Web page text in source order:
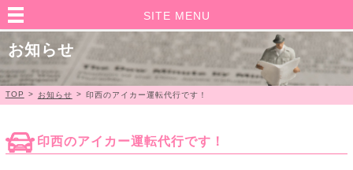
お知らせ
TOP > お知らせ > 印西のアイカー運転代行です！
SITE MENU
印西のアイカー運転代行です！